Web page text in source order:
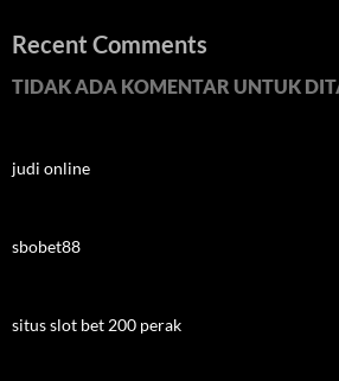
Recent Comments
TIDAK ADA KOMENTAR UNTUK
judi online
sbobet88
situs slot bet 200 perak